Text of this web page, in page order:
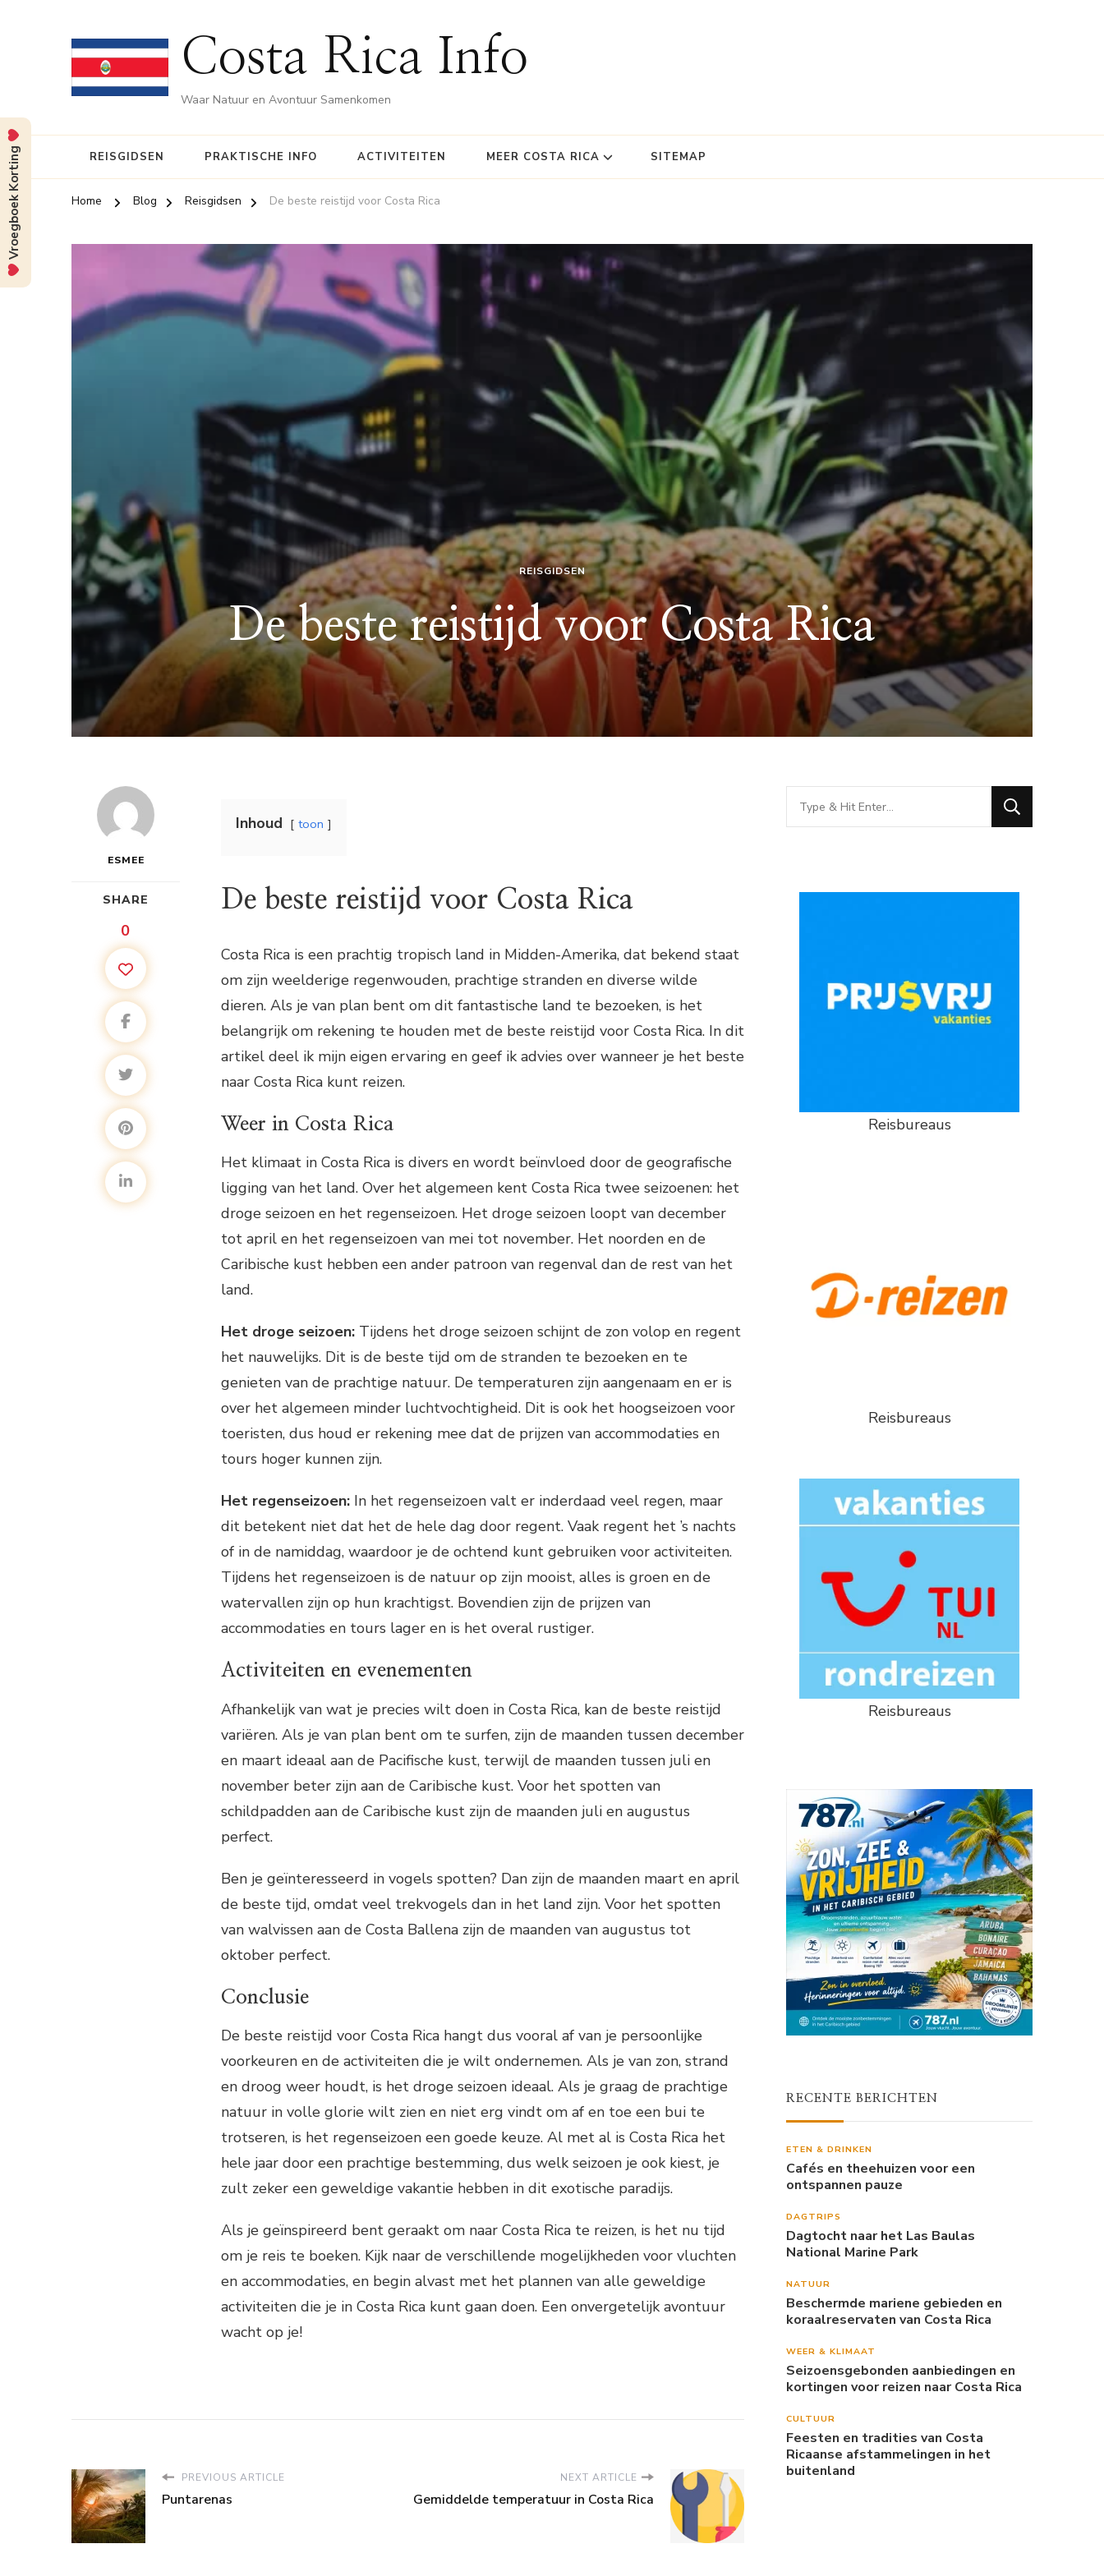
Costa Rica Info
Waar Natuur en Avontuur Samenkomen
REISGIDSEN PRAKTISCHE INFO ACTIVITEITEN MEER COSTA RICA SITEMAP
Home Blog Reisgidsen De beste reistijd voor Costa Rica
REISGIDSEN
De beste reistijd voor Costa Rica
ESMEE
SHARE
0
Inhoud toon
De beste reistijd voor Costa Rica
Costa Rica is een prachtig tropisch land in Midden-Amerika, dat bekend staat
om zijn weelderige regenwouden, prachtige stranden en diverse wilde
dieren. Als je van plan bent om dit fantastische land te bezoeken, is het
belangrijk om rekening te houden met de beste reistijd voor Costa Rica. In dit
artikel deel ik mijn eigen ervaring en geef ik advies over wanneer je het beste
naar Costa Rica kunt reizen.
Weer in Costa Rica
Het klimaat in Costa Rica is divers en wordt beïnvloed door de geografische
ligging van het land. Over het algemeen kent Costa Rica twee seizoenen: het
droge seizoen en het regenseizoen. Het droge seizoen loopt van december
tot april en het regenseizoen van mei tot november. Het noorden en de
Caribische kust hebben een ander patroon van regenval dan de rest van het
land.
Het droge seizoen: Tijdens het droge seizoen schijnt de zon volop en regent
het nauwelijks. Dit is de beste tijd om de stranden te bezoeken en te
genieten van de prachtige natuur. De temperaturen zijn aangenaam en er is
over het algemeen minder luchtvochtigheid. Dit is ook het hoogseizoen voor
toeristen, dus houd er rekening mee dat de prijzen van accommodaties en
tours hoger kunnen zijn.
Het regenseizoen: In het regenseizoen valt er inderdaad veel regen, maar
dit betekent niet dat het de hele dag door regent. Vaak regent het ’s nachts
of in de namiddag, waardoor je de ochtend kunt gebruiken voor activiteiten.
Tijdens het regenseizoen is de natuur op zijn mooist, alles is groen en de
watervallen zijn op hun krachtigst. Bovendien zijn de prijzen van
accommodaties en tours lager en is het overal rustiger.
Activiteiten en evenementen
Afhankelijk van wat je precies wilt doen in Costa Rica, kan de beste reistijd
variëren. Als je van plan bent om te surfen, zijn de maanden tussen december
en maart ideaal aan de Pacifische kust, terwijl de maanden tussen juli en
november beter zijn aan de Caribische kust. Voor het spotten van
schildpadden aan de Caribische kust zijn de maanden juli en augustus
perfect.
Ben je geïnteresseerd in vogels spotten? Dan zijn de maanden maart en april
de beste tijd, omdat veel trekvogels dan in het land zijn. Voor het spotten
van walvissen aan de Costa Ballena zijn de maanden van augustus tot
oktober perfect.
Conclusie
De beste reistijd voor Costa Rica hangt dus vooral af van je persoonlijke
voorkeuren en de activiteiten die je wilt ondernemen. Als je van zon, strand
en droog weer houdt, is het droge seizoen ideaal. Als je graag de prachtige
natuur in volle glorie wilt zien en niet erg vindt om af en toe een bui te
trotseren, is het regenseizoen een goede keuze. Al met al is Costa Rica het
hele jaar door een prachtige bestemming, dus welk seizoen je ook kiest, je
zult zeker een geweldige vakantie hebben in dit exotische paradijs.
Als je geïnspireerd bent geraakt om naar Costa Rica te reizen, is het nu tijd
om je reis te boeken. Kijk naar de verschillende mogelijkheden voor vluchten
en accommodaties, en begin alvast met het plannen van alle geweldige
activiteiten die je in Costa Rica kunt gaan doen. Een onvergetelijk avontuur
wacht op je!
PREVIOUS ARTICLE
Puntarenas
NEXT ARTICLE
Gemiddelde temperatuur in Costa Rica
Looking
for
Reisbureaus
Reisbureaus
Reisbureaus
RECENTE BERICHTEN
ETEN & DRINKEN
Cafés en theehuizen voor een
ontspannen pauze
DAGTRIPS
Dagtocht naar het Las Baulas
National Marine Park
NATUUR
Beschermde mariene gebieden en
koraalreservaten van Costa Rica
WEER & KLIMAAT
Seizoensgebonden aanbiedingen en
kortingen voor reizen naar Costa Rica
CULTUUR
Feesten en tradities van Costa
Ricaanse afstammelingen in het
buitenland
Vroegboek Korting